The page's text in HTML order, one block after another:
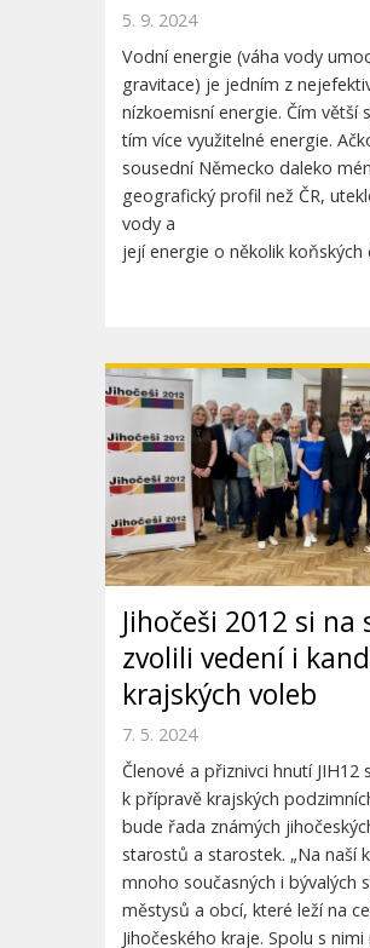
5. 9. 2024
Vodní energie (váha vody
gravitace) je jedním z
nízkoemisní energie. Čím větší
tím více využitelné energie.
sousední Německo daleko
geografický profil než ČR,
vody a
její energie o několik koňských
Jihočeši 2012 si
zvolili vedení i
krajských voleb
7. 5. 2024
Členové a přiznivci hnutí JIH12
k přípravě krajských
bude řada známých
starostů a starostek. „Na naší
mnoho současných i bývalých
městysů a obcí, které leží na
Jihočeského kraje. Spolu s